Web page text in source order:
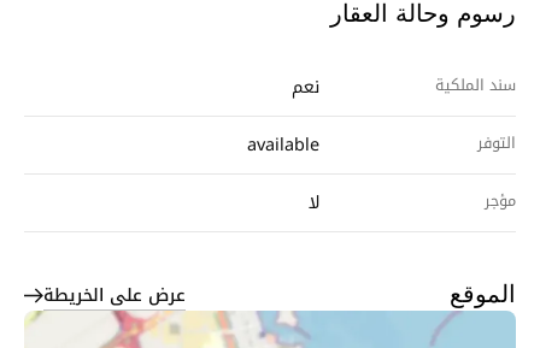
رسوم وحالة العقار
سند الملكية نعم
التوفر available
مؤجر لا
الموقع عرض على الخريطة